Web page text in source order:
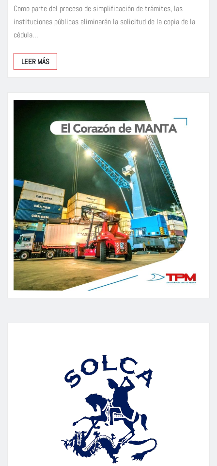
Como parte del proceso de simplificación de trámites, las
instituciones públicas eliminarán la solicitud de la copia de la
cédula…
LEER MÁS